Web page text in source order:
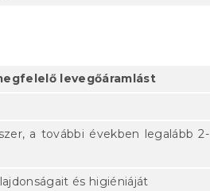
levegőáramlást
a további években legalább 2-
és higiéniáját